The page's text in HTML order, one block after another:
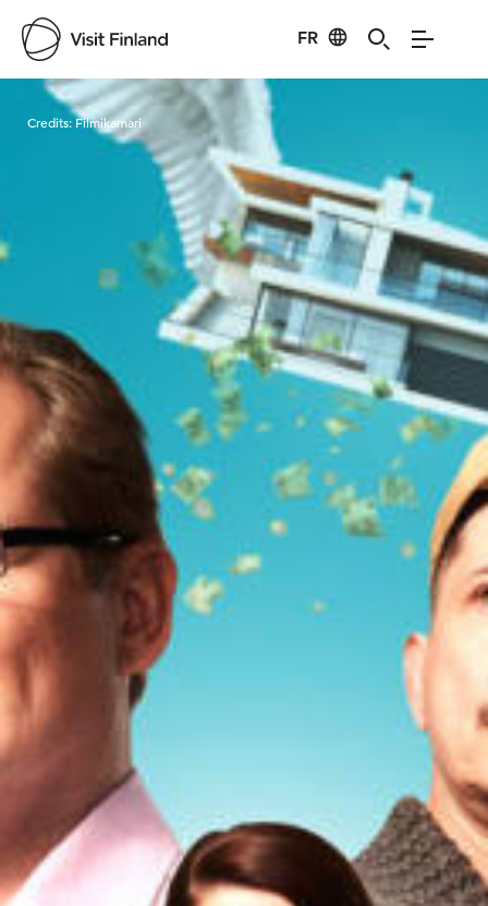
FR
Visit Finland
Credits:Filmikamari